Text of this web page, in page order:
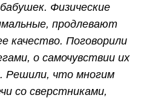
Физические
продлевают
качество. Поговорили
о самочувствии их
Решили, что многим
со сверстниками,